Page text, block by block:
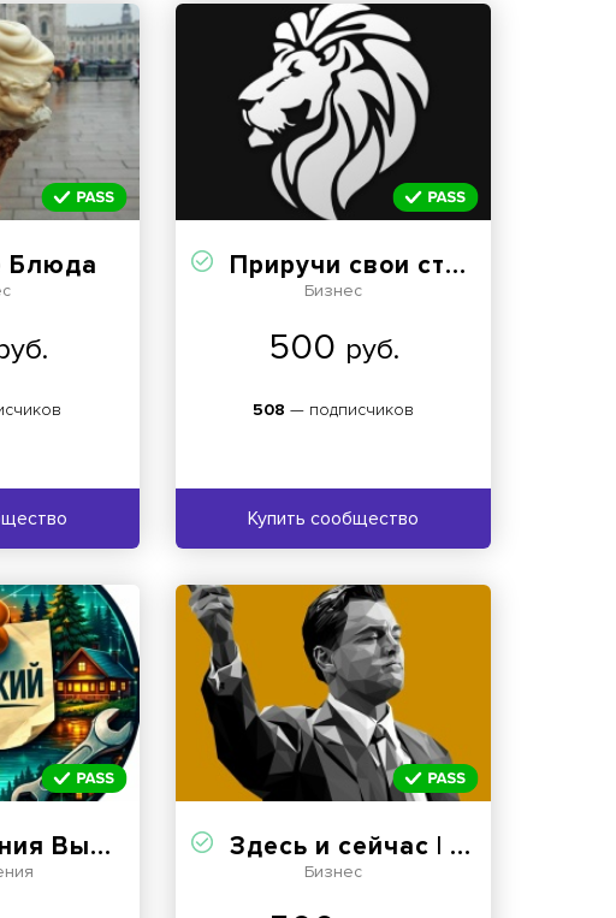
Блюда Приручи свои страхи | Мотивация
Бизнес
500 руб.
508 — подписчиков
Купить сообщество
недвижимость Здесь и сейчас | Мотиватор
Бизнес